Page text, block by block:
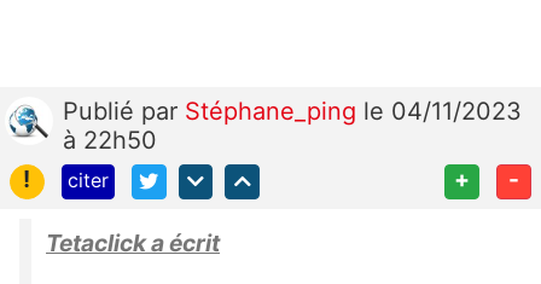
Publié par Stéphane_ping le 04/11/2023
à 22h50
!
citer + -
Tetaclick a écrit